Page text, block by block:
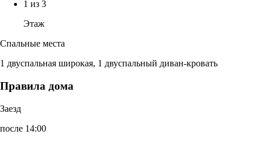
1 из 3
Этаж
Спальные места
1 двуспальная широкая, 1 двуспальный диван-кровать
Правила дома
Заезд
после 14:00